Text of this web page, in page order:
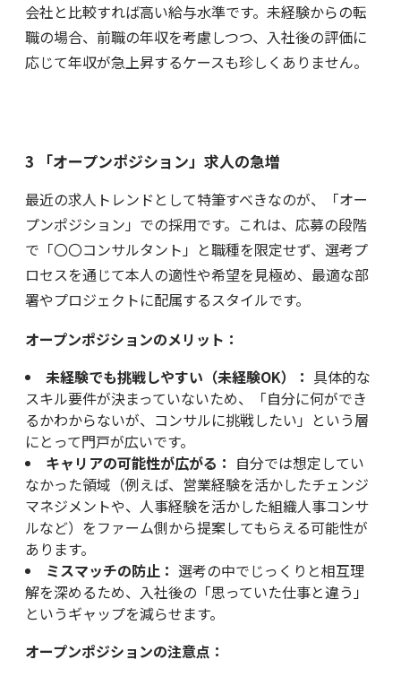
会社と比較すれば高い給与水準です。未経験からの転
職の場合、前職の年収を考慮しつつ、入社後の評価に
応じて年収が急上昇するケースも珍しくありません。
3 「オープンポジション」求人の急増
最近の求人トレンドとして特筆すべきなのが、「オー
プンポジション」での採用です。これは、応募の段階
で「〇〇コンサルタント」と職種を限定せず、選考プ
ロセスを通じて本人の適性や希望を見極め、最適な部
署やプロジェクトに配属するスタイルです。
オープンポジションのメリット：
未経験でも挑戦しやすい（未経験OK）： 具体的な
スキル要件が決まっていないため、「自分に何ができ
るかわからないが、コンサルに挑戦したい」という層
にとって門戸が広いです。
キャリアの可能性が広がる： 自分では想定してい
なかった領域（例えば、営業経験を活かしたチェンジ
マネジメントや、人事経験を活かした組織人事コンサ
ルなど）をファーム側から提案してもらえる可能性が
あります。
ミスマッチの防止： 選考の中でじっくりと相互理
解を深めるため、入社後の「思っていた仕事と違う」
というギャップを減らせます。
オープンポジションの注意点：